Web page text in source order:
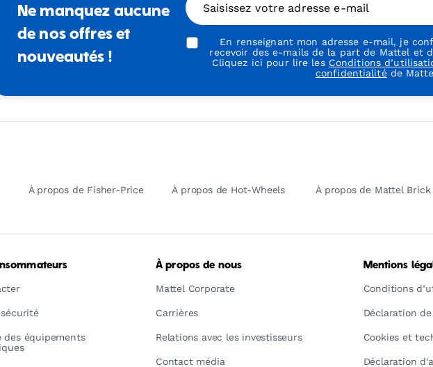
Ne manquez aucune
de nos offres et
nouveautés !
Saisissez votre adresse e-mail
En renseignant mon adresse e-mail, je
recevoir des e-mails de la part de Mattel et
Cliquez ici pour lire les Conditions
confidentialitéde
À propos de Fisher-Price À propos de Hot-Wheels
À propos de Mattel Brick
des équipements
À propos de nous
Mattel Corporate
Carrières
Relations avec les investisseurs
Contact média
Mentions
Conditions
Déclaration
Cookies et
Déclaration